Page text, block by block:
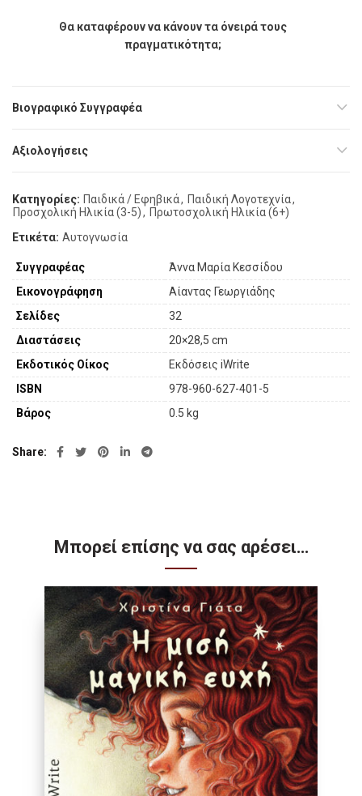
Θα καταφέρουν να κάνουν τα όνειρά τους
πραγµατικότητα;
Βιογραφικό Συγγραφέα
Αξιολογήσεις
Κατηγορίες: Παιδικά / Εφηβικά, Παιδική Λογοτεχνία,
Προσχολική Ηλικία (3-5), Πρωτοσχολική Ηλικία (6+)
Ετικέτα: Αυτογνωσία
Συγγραφέας
Άννα Μαρία Κεσσίδου
Εικονογράφηση
Αίαντας Γεωργιάδης
Σελίδες
32
Διαστάσεις
20×28,5 cm
Εκδοτικός Οίκος
Εκδόσεις iWrite
ISBN
978-960-627-401-5
Βάρος
0.5 kg
Share
Μπορεί επίσης να σας αρέσει…